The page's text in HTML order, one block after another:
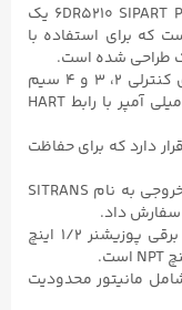
۱. ای توپی پوزیشنر زیمنس مدل 6DR5210 SIPART PS2 یک
که برای استفاده با
طراحی شده است.
۲. این پوزیشنر سازگار با سیستم‌های کنترلی ۲، ۳ و ۴ سیم
است. برای عملکرد، از سیگنال ۴-۲۰ میلی آمپر با رابط HART
دارد که برای حفاظت
۴. می‌توان پوزیشنر را با جداگانه‌ساز خروجی به نام SITRANS
۵. رزوه ی وصل‌شونده برای قسمت برقی پوزیشنر ۱/۲ اینچ
مانیتور محدودیت